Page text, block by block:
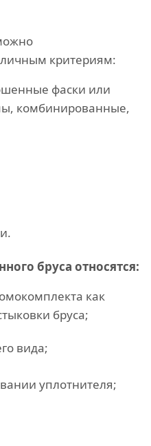
критериям:
фаски или
комбинированные,
бруса относятся:
как
бруса;
вида;
уплотнителя;